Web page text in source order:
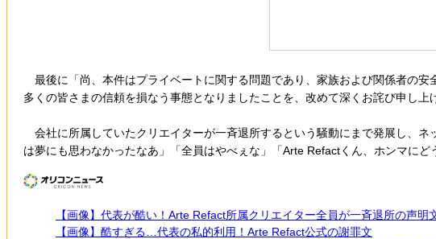
最後に「尚、本件はプライベートに関する問題であり、家族および関係者の安
多くの皆さまの信頼を損なう事態となりましたことを、改めて深くお詫び申し上
会社に所属していたクリエイターが一斉退所するという騒動にまで発展し、
は夢にも思わなかったなあ」「全員はやべぇな」「Arte Refactくん、ホンマにど
【画像】代表が酷い！Arte Refact所属クリエイター全員が一斉退所の声明
【画像】酷すぎる…代表の私的利用！Arte Refact公式の謝罪文